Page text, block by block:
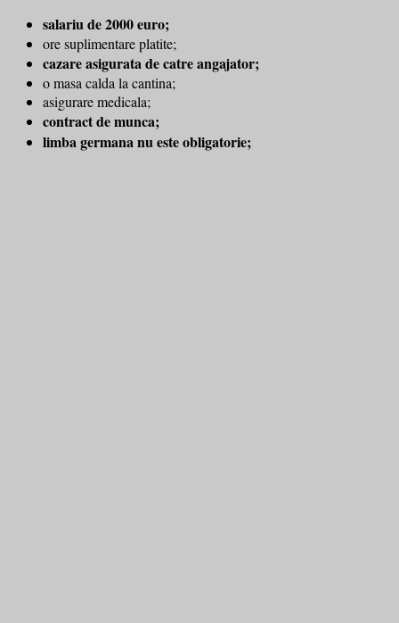
salariu de 2000 euro;
ore suplimentare platite;
cazare asigurata de catre angajator;
o masa calda la cantina;
asigurare medicala;
contract de munca;
limba germana nu este obligatorie;